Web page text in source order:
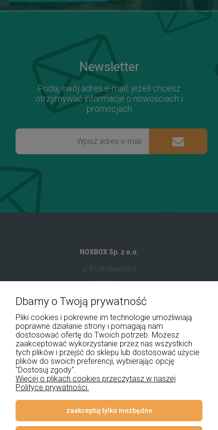
Newsletter
Podaj swój adres e-mail, jeżeli chcesz
otrzymywać informacje o nowościach i
promocjach
NOXBOX Sp. z o.o.
ul. Podhalańska 9
41-907 Bytom
+48 534 555 344
sklep@noxbox.pl
Pomoc
Płatności i dostawa
Informacje
Dbamy o Twoją prywatność
Pliki cookies i pokrewne im technologie umożliwiają
poprawne działanie strony i pomagają nam
dostosować ofertę do Twoich potrzeb. Możesz
zaakceptować wykorzystanie przez nas wszystkich
tych plików i przejść do sklepu lub dostosować użycie
plików do swoich preferencji, wybierając opcję
"Dostosuj zgody".
Więcej o plikach cookies przeczytasz w naszej
Polityce prywatności.
zaakceptuj tylko niezbędne